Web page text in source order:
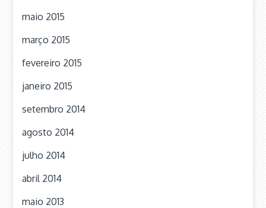
maio 2015
março 2015
fevereiro 2015
janeiro 2015
setembro 2014
agosto 2014
julho 2014
abril 2014
maio 2013